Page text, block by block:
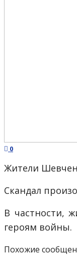
0
Жители
Скандал
В частности,
героям войны.
Похожие